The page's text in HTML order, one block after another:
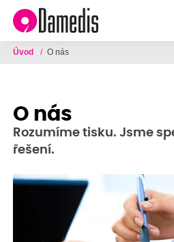
Úvod / O nás
O nás
Rozumíme tisku. Jsme
řešení.